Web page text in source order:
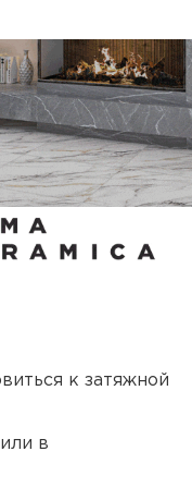
к затяжной
в